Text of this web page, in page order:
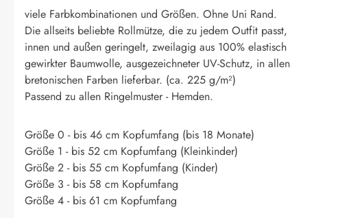
viele Farbkombinationen und Größen. Ohne Uni Rand.
Die allseits beliebte Rollmütze, die zu jedem Outfit passt,
innen und außen geringelt, zweilagig aus 100% elastisch
gewirkter Baumwolle, ausgezeichneter UV-Schutz, in allen
bretonischen Farben lieferbar. (ca. 225 g/m²)
Passend zu allen Ringelmuster - Hemden.
Größe 0 - bis 46 cm Kopfumfang (bis 18 Monate)
Größe 1 - bis 52 cm Kopfumfang (Kleinkinder)
Größe 2 - bis 55 cm Kopfumfang (Kinder)
Größe 3 - bis 58 cm Kopfumfang
Größe 4 - bis 61 cm Kopfumfang